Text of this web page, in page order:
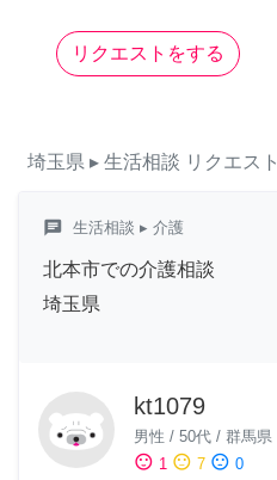
リクエストをする
埼玉県 ▸ 生活相談 リクエスト
chat 生活相談 ▸ 介護
北本市での介護相談
埼玉県
kt1079
男性 / 50代 / 群馬県
sentiment_satisfied 1 sentiment_neutral 7 sentiment_dissatisfied 0